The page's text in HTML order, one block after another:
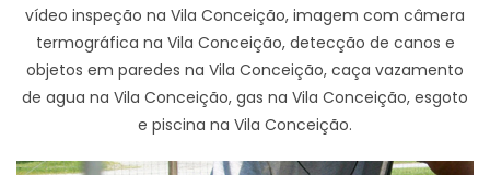
vídeo inspeção na Vila Conceição, imagem com câmera
termográfica na Vila Conceição, detecção de canos e
objetos em paredes na Vila Conceição, caça vazamento
de agua na Vila Conceição, gas na Vila Conceição, esgoto
e piscina na Vila Conceição.